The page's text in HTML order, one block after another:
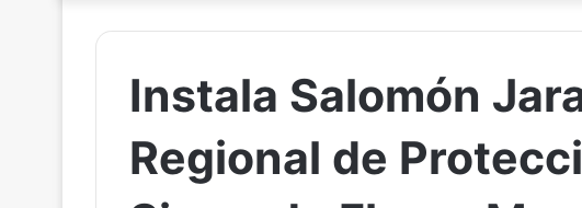
Instala Salomón
Regional de